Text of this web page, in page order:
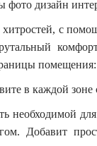
хитростей, с
помещения:
в каждой
необходимой
Добавит